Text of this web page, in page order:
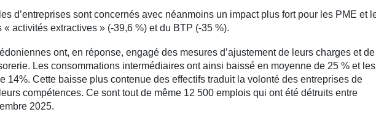
d’entreprises sont concernés avec néanmoins un impact plus fort pour les PME et
activités extractives » (-39,6 %) et du BTP (-35 %).
ont, en réponse, engagé des mesures d’ajustement de leurs charges et de
Les consommations intermédiaires ont ainsi baissé en moyenne de 25 % et les
14%. Cette baisse plus contenue des effectifs traduit la volonté des entreprises de
compétences. Ce sont tout de même 12 500 emplois qui ont été détruits entre
2025.